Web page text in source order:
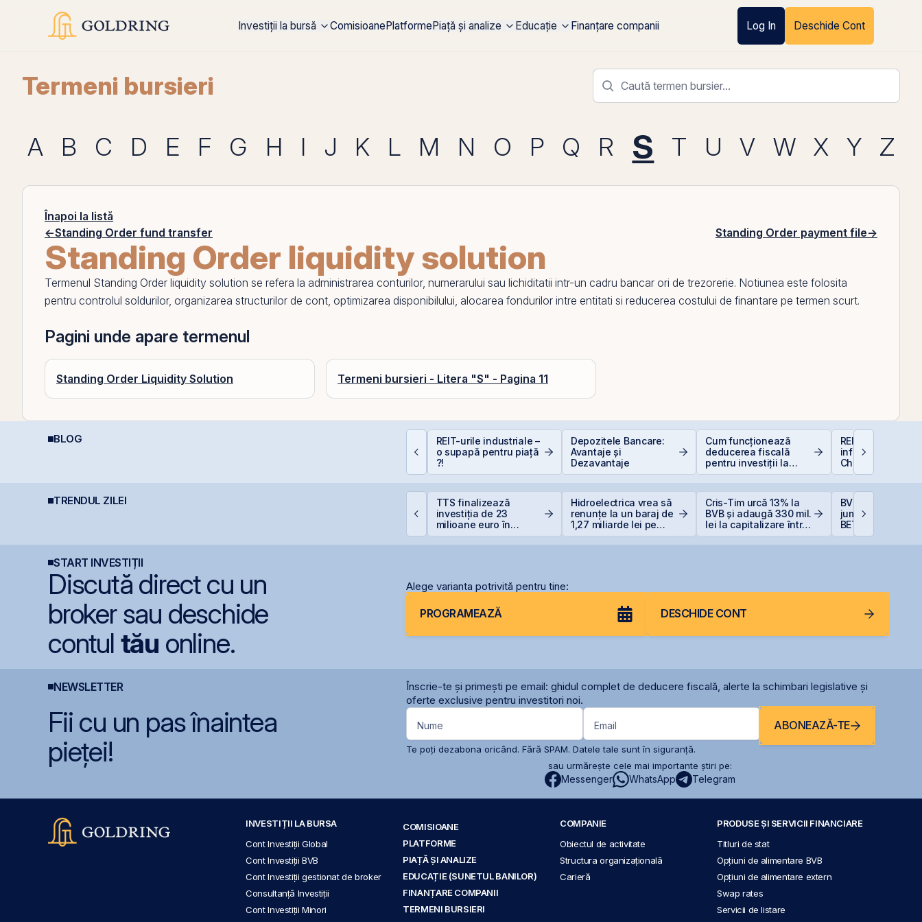
Investiții la bursă ComisioanePlatformePiață și analize Educație Finanțare companii Log In Deschide Cont
Termeni bursieri
A B C D E F G H I J K L M N O P Q R S T U V W X Y Z
Înapoi la listă
←Standing Order fund transfer Standing Order payment file→
Standing Order liquidity solution
Termenul Standing Order liquidity solution se refera la administrarea conturilor, numerarului sau lichiditatii intr-un cadru bancar ori de trezorerie. Notiunea este folosita
pentru controlul soldurilor, organizarea structurilor de cont, optimizarea disponibilului, alocarea fondurilor intre entitati si reducerea costului de finantare pe termen scurt.
Pagini unde apare termenul
Standing Order Liquidity Solution Termeni bursieri - Litera "S" - Pagina 11
BLOG
Șocurile petroliere:
REIT-urile industriale –
o supapă pentru piață
?!
Depozitele Bancare:
Avantaje și
Dezavantaje
Cum funcționează
deducerea fiscală
pentru investiții la
bursă
REIT-urile de
infrastructură din
China - să
la cel ce
TRENDUL ZILEI
România începe
TTS finalizează
investiția de 23
milioane euro în
Hidroelectrica vrea să
renunțe la un baraj de
1,27 miliarde lei pe
Cris-Tim urcă 13% la
BVB și adaugă 330 mil.
lei la capitalizare într-o
BVB încheie
jumătate din
BET +33% și
capitalizare
START INVESTIȚII
Discută direct cu un
broker sau deschide
contul tău online.
Alege varianta potrivită pentru tine:
PROGRAMEAZĂ DESCHIDE CONT
NEWSLETTER
Înscrie-te și primești pe email: ghidul complet de deducere fiscală, alerte la schimbari legislative și
oferte exclusive pentru investitori noi.
Fii cu un pas înaintea
pieței!
Nume Email ABONEAZĂ-TE
Te poți dezabona oricând. Fără SPAM. Datele tale sunt în siguranță.
sau urmărește cele mai importante știri pe:
Messenger WhatsApp Telegram
INVESTIȚII LA BURSA
Cont Investiții Global
Cont Investiții BVB
Cont Investiții gestionat de broker
Consultanță Investiții
Cont Investiții Minori
COMISIOANE
PLATFORME
PIAȚĂ ȘI ANALIZE
EDUCAȚIE (SUNETUL BANILOR)
FINANȚARE COMPANII
TERMENI BURSIERI
COMPANIE
Obiectul de activitate
Structura organizațională
Carieră
PRODUSE ȘI SERVICII FINANCIARE
Titluri de stat
Opțiuni de alimentare BVB
Opțiuni de alimentare extern
Swap rates
Servicii de listare